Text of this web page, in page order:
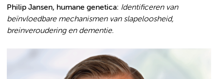
Philip Jansen, humane genetica: Identificeren van
beïnvloedbare mechanismen van slapeloosheid,
breinveroudering en dementie.